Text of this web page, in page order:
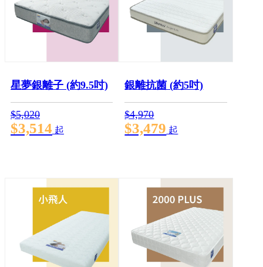
星夢銀離子 (約9.5吋)
$5,020
$3,514 起
銀離抗菌 (約5吋)
$4,970
$3,479 起